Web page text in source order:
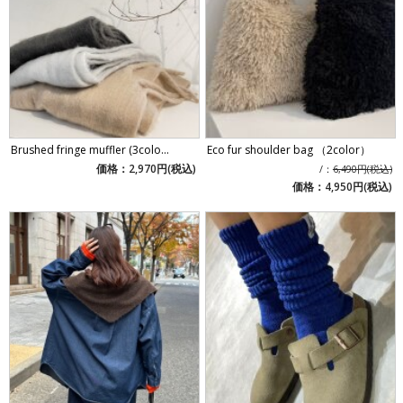
Brushed fringe muffler (3colo...
価格：2,970円(税込)
Eco fur shoulder bag （2color）
/： 6,490円(税込)
価格：4,950円(税込)